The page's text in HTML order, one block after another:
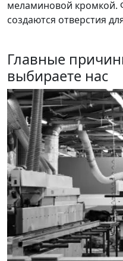
меламиновой кромкой.
создаются отверстия
Главные
выбираете нас